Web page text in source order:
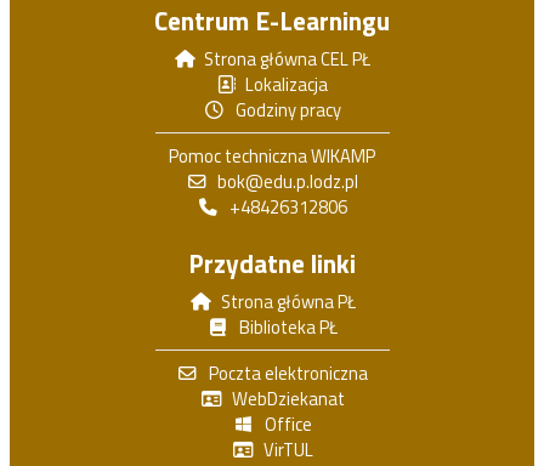
Centrum E-Learningu
Strona główna CEL PŁ
Lokalizacja
Godziny pracy
Pomoc techniczna WIKAMP
bok@edu.p.lodz.pl
+48426312806
Przydatne linki
Strona główna PŁ
Biblioteka PŁ
Poczta elektroniczna
WebDziekanat
Office
VirTUL